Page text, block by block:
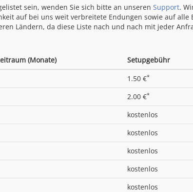
sein, wenden Sie sich bitte an unseren Support.
auf bei uns weit verbreitete Endungen sowie auf
Ländern, da diese Liste nach und nach mit jeder
(Monate) Setupgebühr
1.50 €*
2.00 €*
kostenlos
kostenlos
kostenlos
kostenlos
kostenlos